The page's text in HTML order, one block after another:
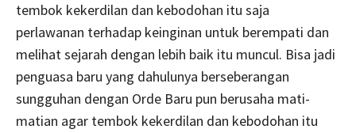
tembok kekerdilan dan kebodohan itu saja
perlawanan terhadap keinginan untuk berempati dan
melihat sejarah dengan lebih baik itu muncul. Bisa jadi
penguasa baru yang dahulunya berseberangan
sungguhan dengan Orde Baru pun berusaha mati-
matian agar tembok kekerdilan dan kebodohan itu